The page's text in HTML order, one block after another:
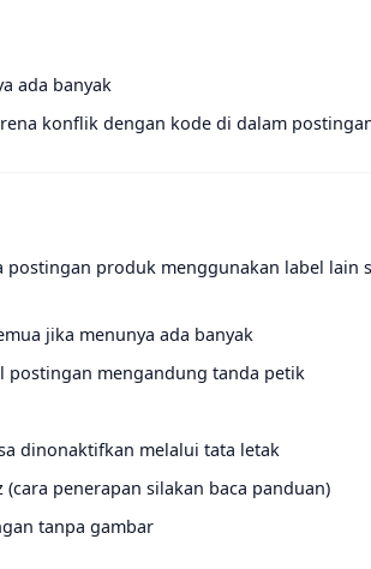
ada banyak
konflik dengan kode di dalam
produk menggunakan label lain
jika menunya ada banyak
mengandung tanda petik
dinonaktifkan melalui tata letak
penerapan silakan baca panduan)
tanpa gambar